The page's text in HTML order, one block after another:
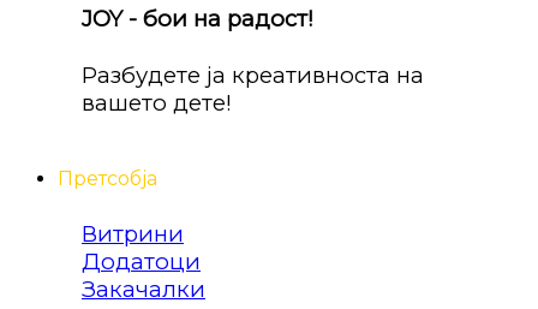
JOY - бои на радост!
Разбудете ја креативноста на
вашето дете!
Претсобја
Витрини
Додатоци
Закачалки